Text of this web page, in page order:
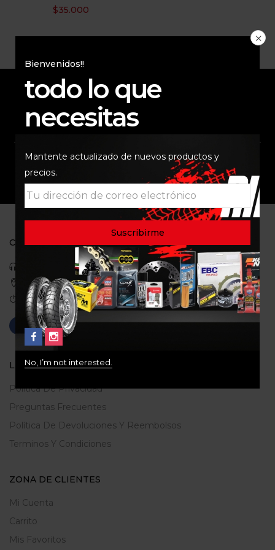
$35.000
Bienvenidos!!
todo lo que
necesitas
Mantente actualizado de nuevos productos y
precios.
No, I’m not interested.
ENVÍO RAPIDO Y
SEGURO
COMUNIDAD
CONTACTO
Celular: 3113422933
Medellin, Colombia
Correo: gerencia@ridershouse.co
LEGALES
Politica De Privacidad
Preguntas Frecuentes
Política De Devoluciones Y Reembolsos
Terminos Y Condiciones
ZONA DE CLIENTES
Mi Cuenta
Carrito
Mis Favoritos